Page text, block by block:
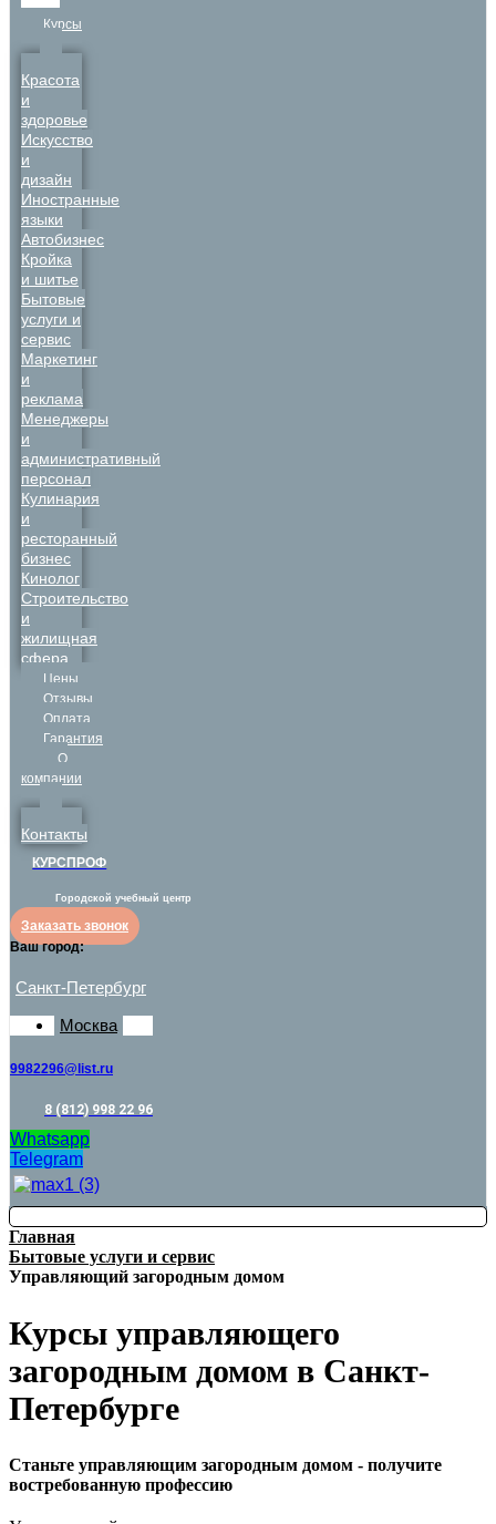
Курсы
Красота
и
здоровье
Искусство
и
дизайн
Иностранные
языки
Автобизнес
Кройка
и шитье
Бытовые
услуги и
сервис
Маркетинг
и
реклама
Менеджеры
и
административный
персонал
Кулинария
и
ресторанный
бизнес
Кинолог
Строительство
и
жилищная
сфера
Цены
Отзывы
Оплата
Гарантия
О
компании
Контакты
КУРСПРОФ
Городской учебный центр
Заказать звонок
Ваш город:
Санкт-Петербург
Москва
9982296@list.ru
8 (812) 998 22 96
Whatsapp
Telegram
Главная
Бытовые услуги и сервис
Управляющий загородным домом
Курсы управляющего
загородным домом в Санкт-
Петербурге
Станьте управляющим загородным домом - получите
востребованную профессию